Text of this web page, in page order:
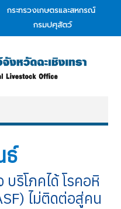
กระทรวงเกษตรและสหกรณ์
กรมปศุสัตว์
ธ์
ริโภคได้ โรคอหิ
ไม่ติดต่อสู่คน